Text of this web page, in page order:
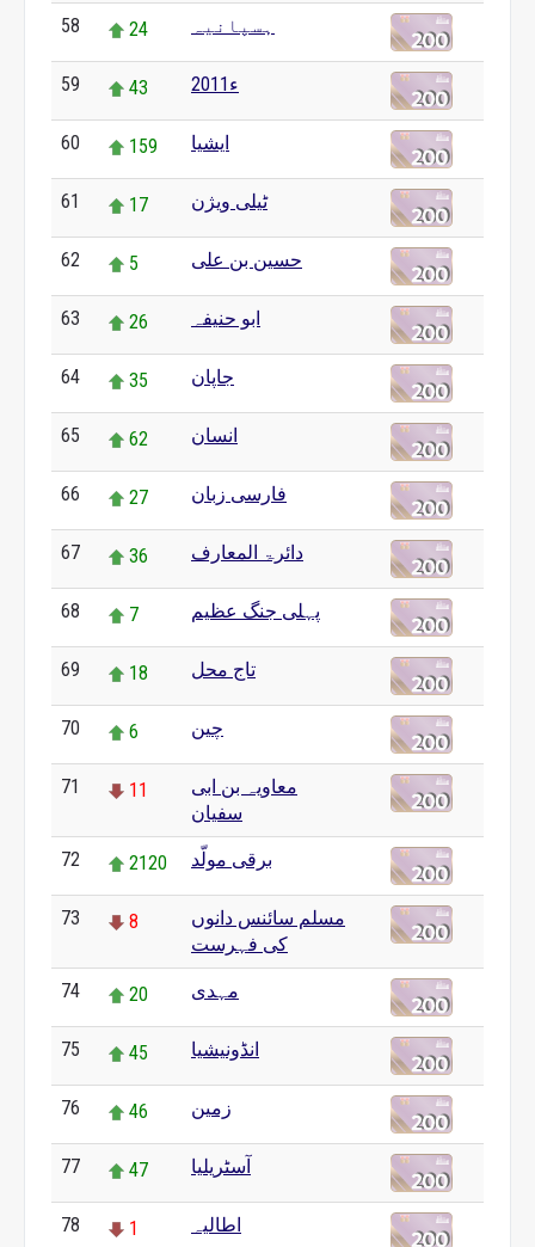
58 24 ہسپانیہ
59 43 2011ء
60 159 ایشیا
61 17 ٹیلی ویژن
62 5 حسین بن علی
63 26 ابو حنیفہ
64 35 جاپان
65 62 انسان
66 27 فارسی زبان
67 36 دائرۃ المعارف
68 7 پہلی جنگ عظیم
69 18 تاج محل
70 6 چین
71 11
معاویہ بن ابی
سفیان
72 2120 برقی مولّد
73 8
مسلم سائنس دانوں
کی فہرست
74 20 مہدی
75 45 انڈونیشیا
76 46 زمین
77 47 آسٹریلیا
78 1 اطالیہ